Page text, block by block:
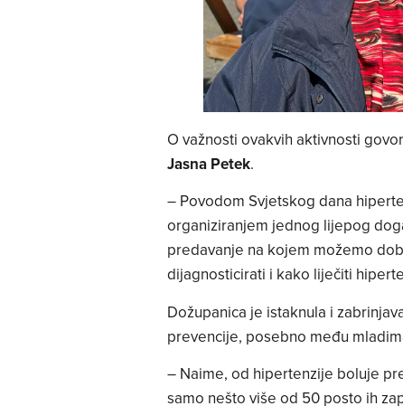
O važnosti ovakvih aktivnosti
Jasna Petek.
– Povodom Svjetskog dana
organiziranjem jednog lijepog
predavanje na kojem možemo
dijagnosticirati i kako liječiti
Dožupanica je istaknula i
prevencije, posebno među
– Naime, od hipertenzije boluje
samo nešto više od 50 posto ih